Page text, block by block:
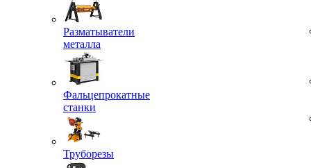
Разматыватели
металла
Фальцепрокатные
станки
Труборезы